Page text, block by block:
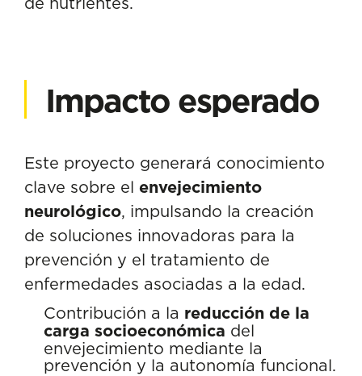
Impacto esperado
Este proyecto generará conocimiento
clave sobre el envejecimiento
neurológico, impulsando la creación
de soluciones innovadoras para la
prevención y el tratamiento de
enfermedades asociadas a la edad.
Contribución a la reducción de la
carga socioeconómica del
envejecimiento mediante la
prevención y la autonomía funcional.